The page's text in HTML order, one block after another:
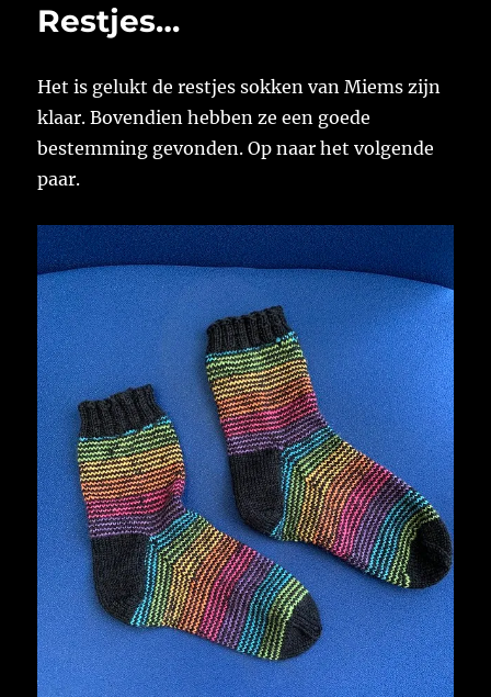
Restjes…
Het is gelukt de restjes sokken van Miems zijn
klaar. Bovendien hebben ze een goede
bestemming gevonden. Op naar het volgende
paar.